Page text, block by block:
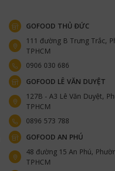
GOFOOD THỦ ĐỨC
111 đường B Trưng Trắc,
TPHCM
0906 030 686
GOFOOD LÊ VĂN DUYỆT
127B - A3 Lê Văn Duyệt,
TPHCM
0896 573 788
GOFOOD AN PHÚ
48 đường 15 An Phú,
TPHCM